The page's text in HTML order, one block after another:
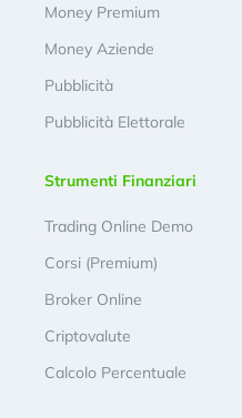
Money Premium
Money Aziende
Pubblicità
Pubblicità Elettorale
Strumenti Finanziari
Trading Online Demo
Corsi (Premium)
Broker Online
Criptovalute
Calcolo Percentuale